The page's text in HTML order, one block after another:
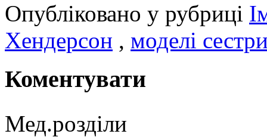
Опубліковано у рубриці
Хендерсон , моделі
Коментувати
Мед.розділи